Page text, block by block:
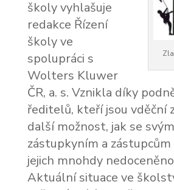
školy vyhlašuje
redakce Řízení
školy ve
spolupráci s
Wolters Kluwer
ČR, a. s. Vznikla díky
ředitelů, kteří jsou vděční
další možnost, jak se svým
zástupkyním a
jejich mnohdy
Aktuální situace ve